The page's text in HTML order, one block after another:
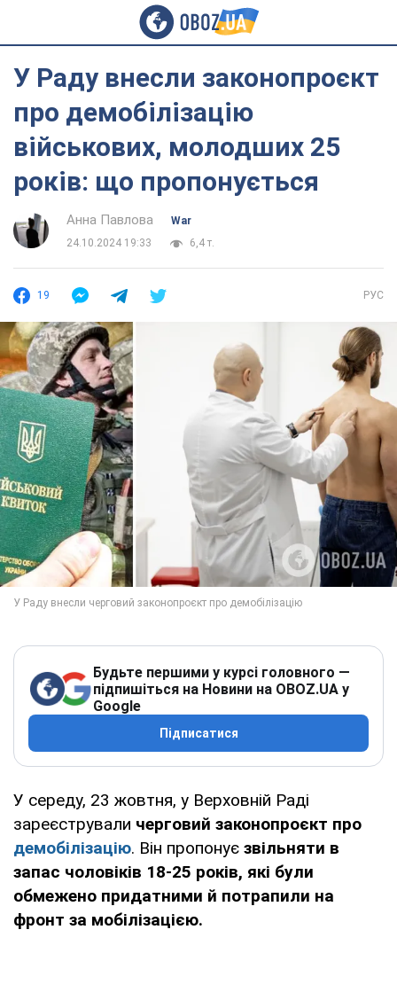
У Раду внесли законопроєкт
про демобілізацію
військових, молодших 25
років: що пропонується
Анна Павлова
War
24.10.2024 19:33
6,4 т.
19 РУС
Будьте першими у курсі головного —
підпишіться на Новини на OBOZ.UA у
Google
Підписатися
У середу, 23 жовтня, у Верховній Раді
зареєстрували черговий законопроєкт про
демобілізацію. Він пропонує звільняти в
запас чоловіків 18-25 років, які були
обмежено придатними й потрапили на
фронт за мобілізацією.